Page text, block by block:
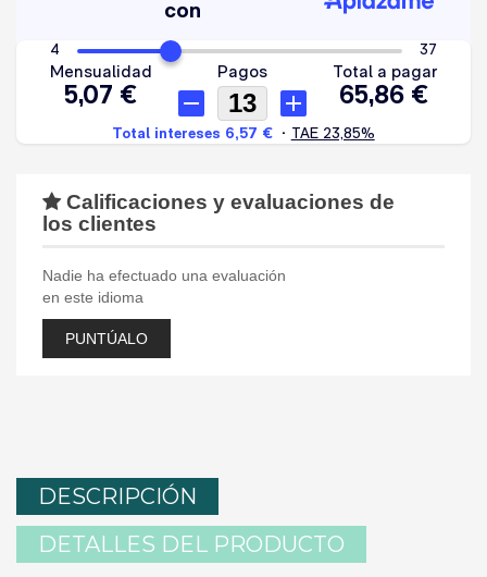
Calificaciones y evaluaciones de
los clientes
Nadie ha efectuado una evaluación
en este idioma
PUNTÚALO
DESCRIPCIÓN
DETALLES DEL PRODUCTO